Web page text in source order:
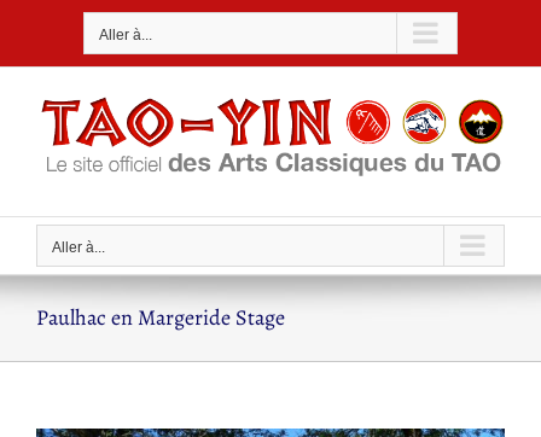
Aller à...
Aller à...
Paulhac en Margeride Stage